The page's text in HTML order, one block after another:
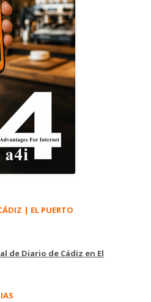
| EL PUERTO
de Diario de Cádiz en El